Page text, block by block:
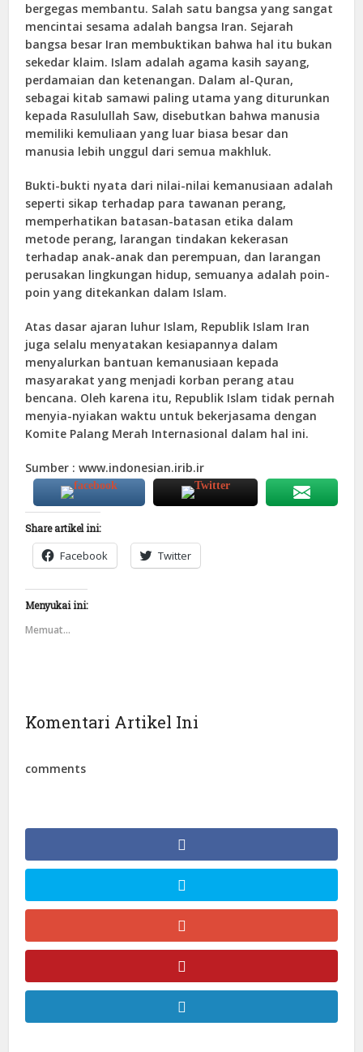
bergegas membantu. Salah satu bangsa yang sangat
mencintai sesama adalah bangsa Iran. Sejarah
bangsa besar Iran membuktikan bahwa hal itu bukan
sekedar klaim. Islam adalah agama kasih sayang,
perdamaian dan ketenangan. Dalam al-Quran,
sebagai kitab samawi paling utama yang diturunkan
kepada Rasulullah Saw, disebutkan bahwa manusia
memiliki kemuliaan yang luar biasa besar dan
manusia lebih unggul dari semua makhluk.
Bukti-bukti nyata dari nilai-nilai kemanusiaan adalah
seperti sikap terhadap para tawanan perang,
memperhatikan batasan-batasan etika dalam
metode perang, larangan tindakan kekerasan
terhadap anak-anak dan perempuan, dan larangan
perusakan lingkungan hidup, semuanya adalah poin-
poin yang ditekankan dalam Islam.
Atas dasar ajaran luhur Islam, Republik Islam Iran
juga selalu menyatakan kesiapannya dalam
menyalurkan bantuan kemanusiaan kepada
masyarakat yang menjadi korban perang atau
bencana. Oleh karena itu, Republik Islam tidak pernah
menyia-nyiakan waktu untuk bekerjasama dengan
Komite Palang Merah Internasional dalam hal ini.
Sumber : www.indonesian.irib.ir
Share artikel ini:
Facebook Twitter
Menyukai ini:
Memuat...
Komentari Artikel Ini
comments